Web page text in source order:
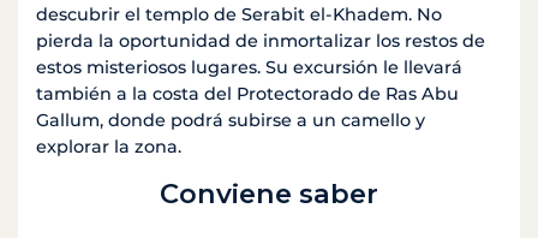
descubrir el templo de Serabit el-Khadem. No
pierda la oportunidad de inmortalizar los restos de
estos misteriosos lugares. Su excursión le llevará
también a la costa del Protectorado de Ras Abu
Gallum, donde podrá subirse a un camello y
explorar la zona.
Conviene saber